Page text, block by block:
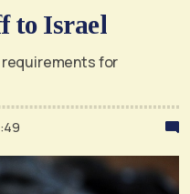
to Israel
for